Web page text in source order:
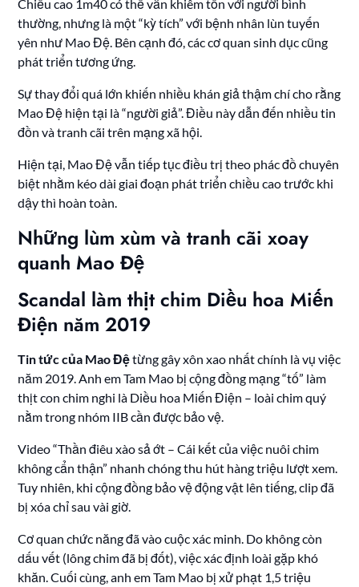
Chiều cao 1m40 có thể vẫn khiêm tốn với người bình
thường, nhưng là một “kỳ tích” với bệnh nhân lùn tuyến
yên như Mao Đệ. Bên cạnh đó, các cơ quan sinh dục cũng
phát triển tương ứng.
Sự thay đổi quá lớn khiến nhiều khán giả thậm chí cho rằng
Mao Đệ hiện tại là “người giả”. Điều này dẫn đến nhiều tin
đồn và tranh cãi trên mạng xã hội.
Hiện tại, Mao Đệ vẫn tiếp tục điều trị theo phác đồ chuyên
biệt nhằm kéo dài giai đoạn phát triển chiều cao trước khi
dậy thì hoàn toàn.
Những lùm xùm và tranh cãi xoay
quanh Mao Đệ
Scandal làm thịt chim Diều hoa Miến
Điện năm 2019
Tin tức của Mao Đệtừng gây xôn xao nhất chính là vụ việc
năm 2019. Anh em Tam Mao bị cộng đồng mạng “tố” làm
thịt con chim nghi là Diều hoa Miến Điện – loài chim quý
nằm trong nhóm IIB cần được bảo vệ.
Video “Thần điêu xào sả ớt – Cái kết của việc nuôi chim
không cẩn thận” nhanh chóng thu hút hàng triệu lượt xem.
Tuy nhiên, khi cộng đồng bảo vệ động vật lên tiếng, clip đã
bị xóa chỉ sau vài giờ.
Cơ quan chức năng đã vào cuộc xác minh. Do không còn
dấu vết (lông chim đã bị đốt), việc xác định loài gặp khó
khăn. Cuối cùng, anh em Tam Mao bị xử phạt 1,5 triệu